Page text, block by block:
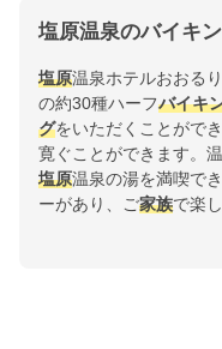
塩原温泉のバイキ
塩原温泉ホテルおおる
の約30種ハーフバイキ
グをいただくことがで
寛ぐことができます。
塩原温泉の湯を満喫で
ーがあり、ご家族で楽